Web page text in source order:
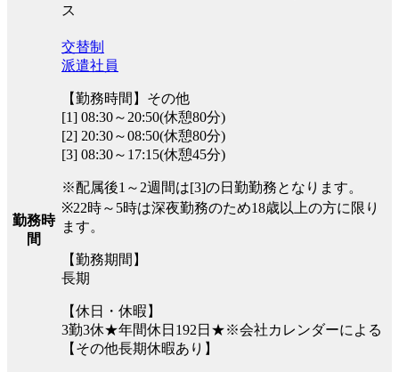
ス
勤務時
間
交替制
派遣社員
【勤務時間】その他
[1] 08:30～20:50(休憩80分)
[2] 20:30～08:50(休憩80分)
[3] 08:30～17:15(休憩45分)
※配属後1～2週間は[3]の日勤勤務となります。
※22時～5時は深夜勤務のため18歳以上の方に限り
ます。
【勤務期間】
長期
【休日・休暇】
3勤3休★年間休日192日★※会社カレンダーによる
【その他長期休暇あり】